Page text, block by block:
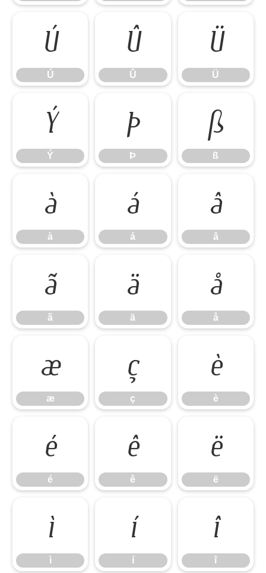
Ú
Ú
Û
Û
Ü
Ü
Ý
Ý
Þ
Þ
ß
ß
à
à
á
á
â
â
ã
ã
ä
ä
å
å
æ
æ
ç
ç
è
è
é
é
ê
ê
ë
ë
ì
ì
í
í
î
î